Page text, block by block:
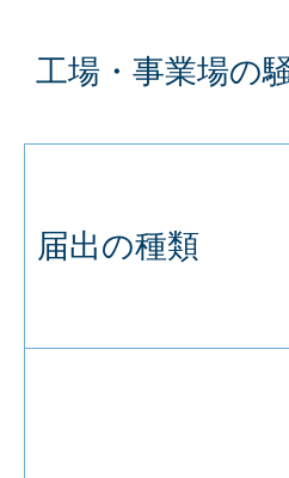
工場・事業場の
届出の種類